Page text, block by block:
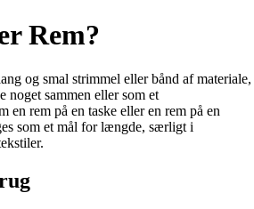
Rem?
og smal strimmel eller bånd af materiale,
noget sammen eller som et
en rem på en taske eller en rem på en
som et mål for længde, særligt i